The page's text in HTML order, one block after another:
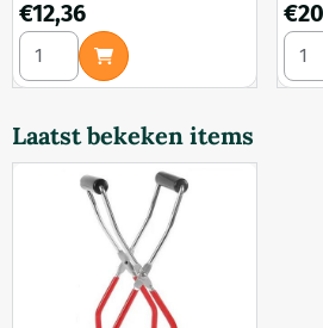
Prijs: 12,36
€12,36
Aantal kiezen voor Presto Vent Pipe
Laatst bekeken items